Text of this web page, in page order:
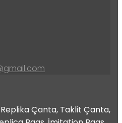
Çanta, Taklit Çanta,